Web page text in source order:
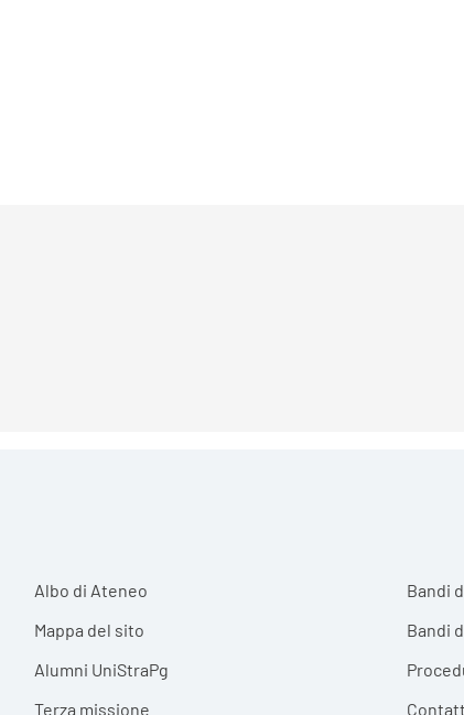
Albo di Ateneo
Mappa del sito
Alumni UniStraPg
Terza missione
Bandi
Bandi